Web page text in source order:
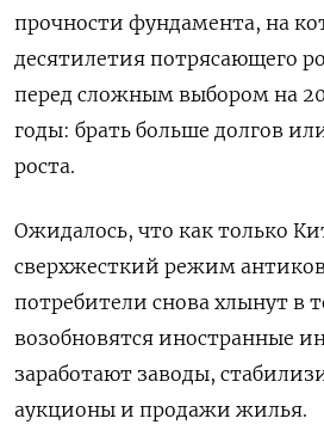
прочности фундамента, на
десятилетия потрясающего
перед сложным выбором на
годы: брать больше долгов
роста.
Ожидалось, что как только
сверхжесткий режим
потребители снова хлынут в
возобновятся иностранные
заработают заводы,
аукционы и продажи жилья.